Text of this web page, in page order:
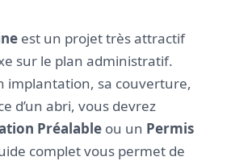
est un projet très attractif
sur le plan administratif.
implantation, sa couverture,
d’un abri, vous devrez
Préalable ou un Permis
complet vous permet de